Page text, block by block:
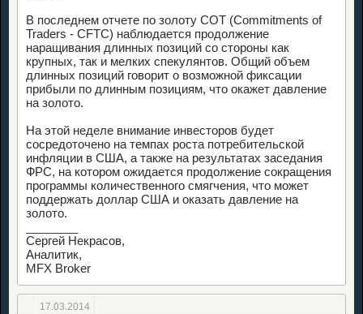
В последнем отчете по золоту COT (Commitments of
Traders - CFTC) наблюдается продолжение
наращивания длинных позиций со стороны как
крупных, так и мелких спекулянтов. Общий объем
длинных позиций говорит о возможной фиксации
прибыли по длинным позициям, что окажет давление
на золото.
На этой неделе внимание инвесторов будет
сосредоточено на темпах роста потребительской
инфляции в США, а также на результатах заседания
ФРС, на котором ожидается продолжение сокращения
программы количественного смягчения, что может
поддержать доллар США и оказать давление на
золото.
Сергей Некрасов,
Аналитик,
MFX Broker
17.03.2014